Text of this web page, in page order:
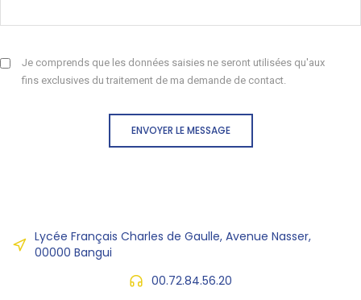
Je comprends que les données saisies ne seront utilisées qu'aux
fins exclusives du traitement de ma demande de contact.
ENVOYER LE MESSAGE
Lycée Français Charles de Gaulle, Avenue Nasser,
00000 Bangui
00.72.84.56.20